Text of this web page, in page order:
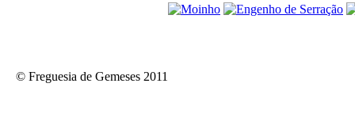
© Freguesia de Gemeses 2011